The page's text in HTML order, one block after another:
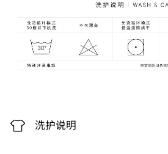
洗护说明